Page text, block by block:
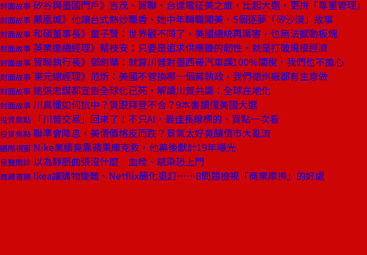
封面故事 矽谷與墨國門戶》吉茂、貿聯、台達電征美之旅，比起大選，更拚「尊重管理」
封面故事 鳳凰城》他讓台式熱炒飄香、她中年轉職闖美，5個逐夢「矽沙漠」故事
封面故事 和碩董事長》童子賢：世界觀不同了，美國總統再厲害，也無法撼動板塊
封面故事 英業達總經理》蔡枝安：只要是追求供應鏈的韌性，就是打破規模經濟
封面故事 貿聯執行長》鄧劍華：就算川普對墨西哥汽車課100％關稅，我們也不擔心
封面故事 東元總經理》范炘：美國不管換哪一個黨執政，我們德州廠都有生意做
封面故事 連張忠謀都宣告全球化已死，解讀川賀共識：全球在地化
封面故事 川真懂如何抗中？賀跟拜登不合？9本書讀懂美國大選
投資焦點 「川普交易」回來了！不只AI，最佳長線標的、買點一次看
投資焦點 聯準會降息，美債價格反而跌？景氣太好竟釀債市大亂流
國際視窗 Nike業績竟靠蘋果庫克救，他幕後獻計19年曝光
良醫問診 以為靜脈曲張沒什麼 血栓、感染恐上門
商周書摘 Ikea讓購物變難、Netflix簡化退訂⋯⋯8問題檢視「商業摩擦」的好處